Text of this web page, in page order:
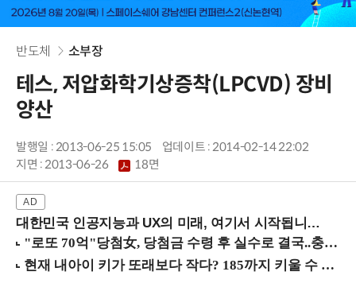
반도체 소부장
테스, 저압화학기상증착(LPCVD) 장비
양산
발행일 : 2013-06-25 15:05
업데이트 : 2014-02-14 22:02
지면 :2013-06-26 18면
대한민국 인공지능과 UX의 미래, 여기서 시작됩니다! (9/2 강남역)